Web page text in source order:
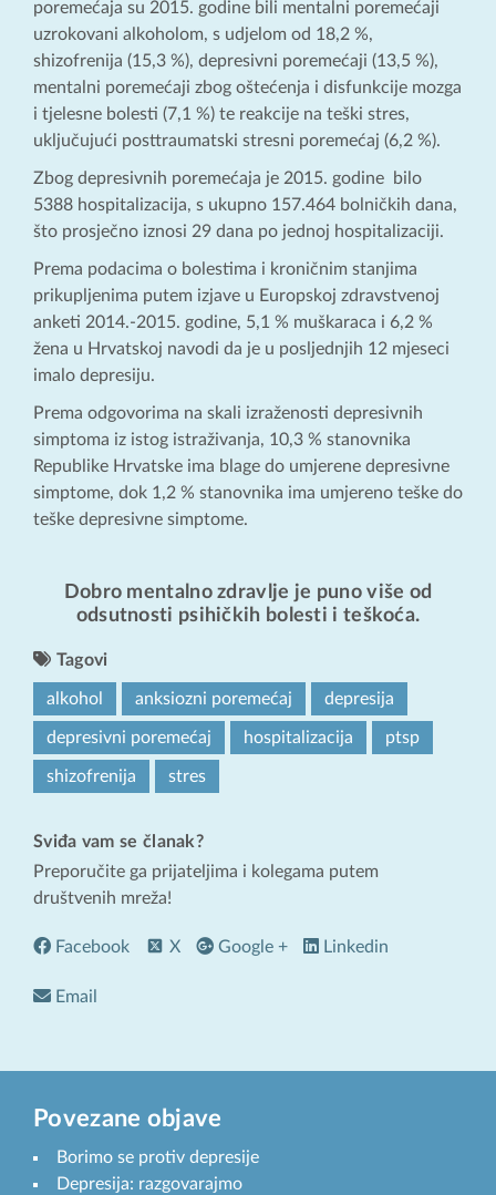
poremećaja su 2015. godine bili mentalni poremećaji
uzrokovani alkoholom, s udjelom od 18,2 %,
shizofrenija (15,3 %), depresivni poremećaji (13,5 %),
mentalni poremećaji zbog oštećenja i disfunkcije mozga
i tjelesne bolesti (7,1 %) te reakcije na teški stres,
uključujući posttraumatski stresni poremećaj (6,2 %).
Zbog depresivnih poremećaja je 2015. godine bilo
5388 hospitalizacija, s ukupno 157.464 bolničkih dana,
što prosječno iznosi 29 dana po jednoj hospitalizaciji.
Prema podacima o bolestima i kroničnim stanjima
prikupljenima putem izjave u Europskoj zdravstvenoj
anketi 2014.-2015. godine, 5,1 % muškaraca i 6,2 %
žena u Hrvatskoj navodi da je u posljednjih 12 mjeseci
imalo depresiju.
Prema odgovorima na skali izraženosti depresivnih
simptoma iz istog istraživanja, 10,3 % stanovnika
Republike Hrvatske ima blage do umjerene depresivne
simptome, dok 1,2 % stanovnika ima umjereno teške do
teške depresivne simptome.
Dobro mentalno zdravlje je puno više od
odsutnosti psihičkih bolesti i teškoća.
Tagovi
alkohol anksiozni poremećaj depresija
depresivni poremećaj hospitalizacija ptsp
shizofrenija stres
Sviđa vam se članak?
Preporučite ga prijateljima i kolegama putem
društvenih mreža!
Facebook X Google + Linkedin
Email
Povezane objave
Borimo se protiv depresije
Depresija: razgovarajmo